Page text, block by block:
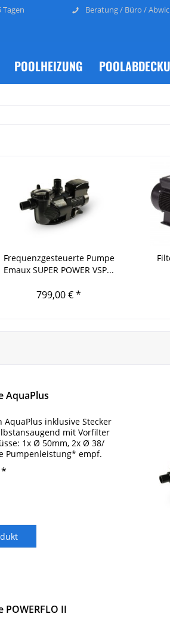
Beratung / Büro /
POOLHEIZUNG
Frequenzgesteuerte Pumpe
Emaux SUPER POWER VSP...
799,00 € *
AquaPlus
AquaPlus inklusive Stecker
mit Vorfilter
1x Ø 50mm, 2x Ø 38/
Pumpenleistung* empf.
Aquaplus 4 4 m³/h 20m³
h 30m³ Aquaplus 8 8
*
II